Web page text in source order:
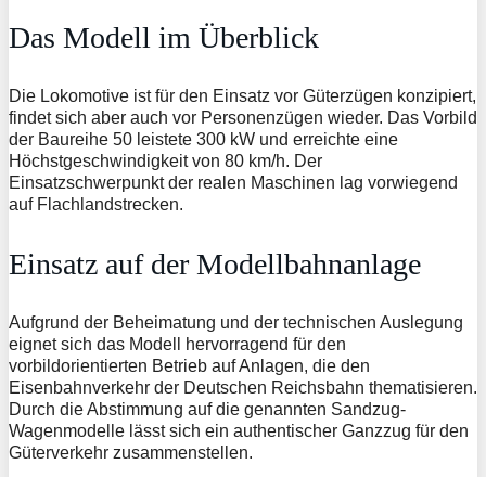
Das Modell im Überblick
Die Lokomotive ist für den Einsatz vor Güterzügen konzipiert,
findet sich aber auch vor Personenzügen wieder. Das Vorbild
der Baureihe 50 leistete 300 kW und erreichte eine
Höchstgeschwindigkeit von 80 km/h. Der
Einsatzschwerpunkt der realen Maschinen lag vorwiegend
auf Flachlandstrecken.
Einsatz auf der Modellbahnanlage
Aufgrund der Beheimatung und der technischen Auslegung
eignet sich das Modell hervorragend für den
vorbildorientierten Betrieb auf Anlagen, die den
Eisenbahnverkehr der Deutschen Reichsbahn thematisieren.
Durch die Abstimmung auf die genannten Sandzug-
Wagenmodelle lässt sich ein authentischer Ganzzug für den
Güterverkehr zusammenstellen.